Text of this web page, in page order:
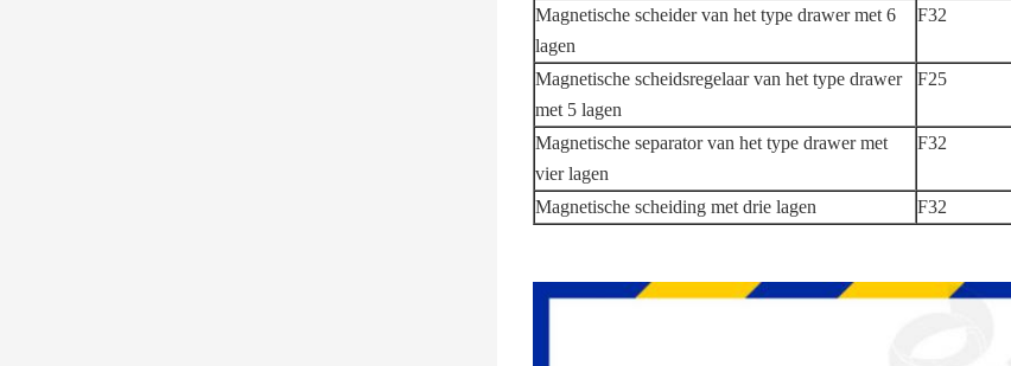
Magnetische scheider van het type drawer met 6
lagen
F32
Magnetische scheidsregelaar van het type drawer
met 5 lagen
F25
Magnetische separator van het type drawer met
vier lagen
F32
Magnetische scheiding met drie lagen F32